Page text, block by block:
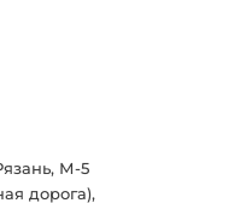
М-5
дорога),